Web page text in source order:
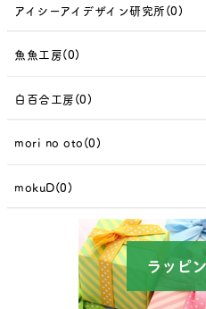
アイシーアイデザイン研究所(0)
魚魚工房(0)
白百合工房(0)
mori no oto(0)
mokuD(0)